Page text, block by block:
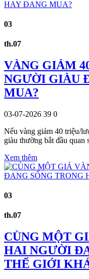
03
th.07
VÀNG GIẢM
NGƯỜI GIÀU
MUA?
03-07-2026 39 0
Nếu vàng giảm 40 triệu/
giàu thường bắt đầu quan
Xem thêm
03
th.07
CÙNG MỘT
HAI NGƯỜI
THẾ GIỚI